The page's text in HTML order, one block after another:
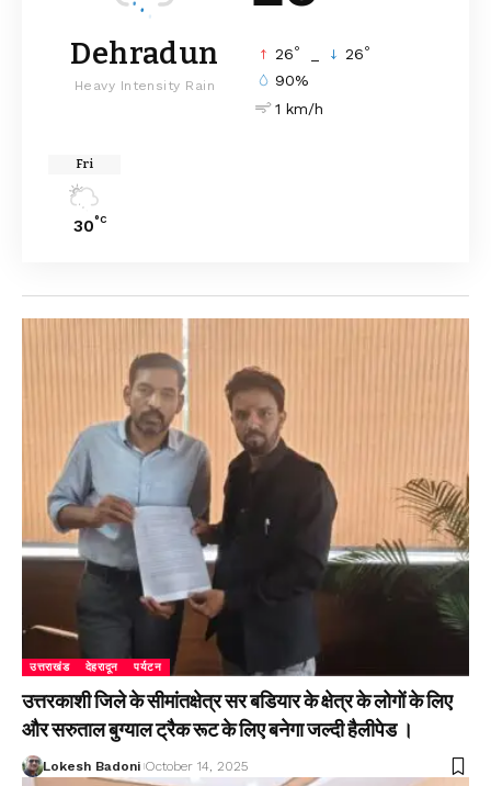
Dehradun
Heavy Intensity Rain
26° 26°
90%
1 km/h
Fri
30°C
उत्तराखंड देहरादून पर्यटन
उत्तरकाशी जिले के सीमांतक्षेत्र सर बडियार के क्षेत्र के लोगों के लिए
और सरुताल बुग्याल ट्रैक रूट के लिए बनेगा जल्दी हैलीपेड ।
Lokesh Badoni October 14, 2025